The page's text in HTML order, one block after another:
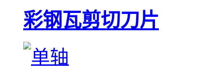
彩钢瓦剪切刀片